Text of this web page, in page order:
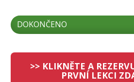
DOKONČENO
>> KLIKNĚTE A
PRVNÍ LEKCI